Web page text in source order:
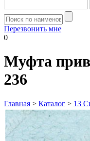
Перезвонить мне
0
Муфта
236
Главная > Каталог > 13